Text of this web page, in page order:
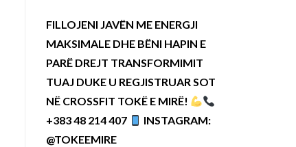
FILLOJENI JAVËN ME ENERGJI
MAKSIMALE DHE BËNI HAPIN E
PARË DREJT TRANSFORMIMIT
TUAJ DUKE U REGJISTRUAR SOT
NË CROSSFIT TOKË E MIRË!
+383 48 214 407
INSTAGRAM:
@TOKEEMIRE